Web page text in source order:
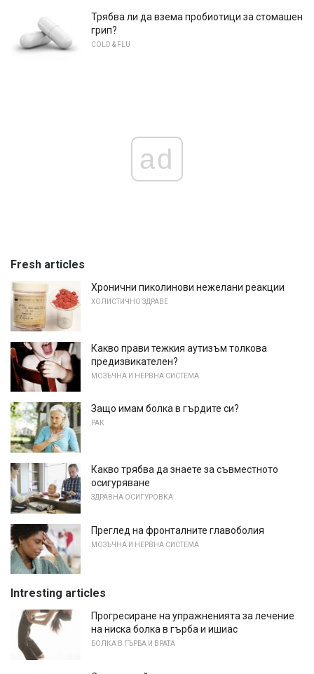
Трябва ли да взема пробиотици за стомашен
грип?
COLD & FLU
ad
Fresh articles
Хронични пиколинови нежелани реакции
ХОЛИСТИЧНО ЗДРАВЕ
Какво прави тежкия аутизъм толкова
предизвикателен?
МОЗЪЧНА И НЕРВНА СИСТЕМА
Защо имам болка в гърдите си?
РАК
Какво трябва да знаете за съвместното
осигуряване
ЗДРАВНА ОСИГУРОВКА
Преглед на фронталните главоболия
МОЗЪЧНА И НЕРВНА СИСТЕМА
Intresting articles
Прогресиране на упражненията за лечение
на ниска болка в гърба и ишиас
БОЛКА В ГЪРБА И ВРАТА